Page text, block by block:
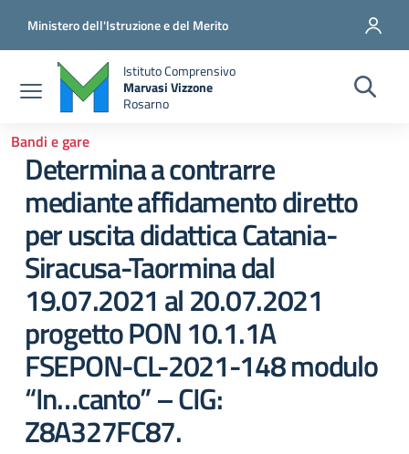
Ministero dell'Istruzione e del Merito
Istituto Comprensivo
Marvasi Vizzone
Rosarno
Bandi e gare
Determina a contrarre
mediante affidamento diretto
per uscita didattica Catania-
Siracusa-Taormina dal
19.07.2021 al 20.07.2021
progetto PON 10.1.1A
FSEPON-CL-2021-148 modulo
“In…canto” – CIG:
Z8A327FC87.